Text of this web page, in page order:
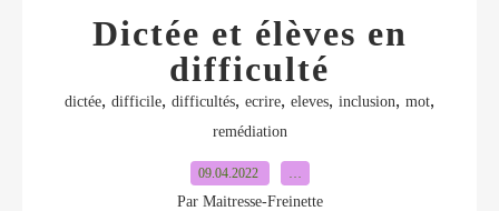
Dictée et élèves en
difficulté
dictée, difficile, difficultés, ecrire, eleves, inclusion, mot,
remédiation
09.04.2022 …
Par Maitresse-Freinette